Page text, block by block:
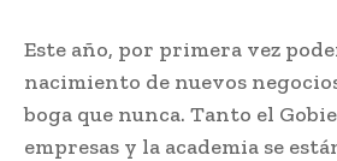
Este año, por primera vez
nacimiento de nuevos
boga que nunca. Tanto el
empresas y la academia se